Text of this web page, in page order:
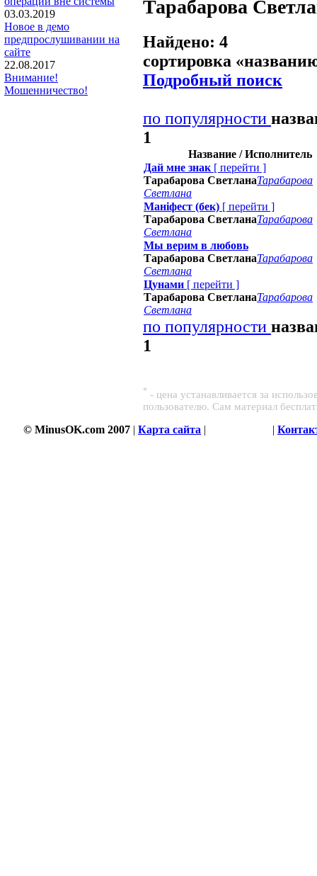
03.03.2019
Новое в демо
предпрослушивании на
сайте
22.08.2017
Внимание!
Мошенничество!
Тарабарова
Найдено: 4
сортировка «
Подробный поиск
по популярности
1
Название / Исполнитель
Дай мне знак [ перейти ]
Тарабарова СветланаТарабарова
Светлана
Маніфест (бек) [ перейти ]
Тарабарова СветланаТарабарова
Светлана
Мы верим в любовь
Тарабарова СветланаТарабарова
Светлана
Цунами [ перейти ]
Тарабарова СветланаТарабарова
Светлана
по популярности
1
* - цена устанавливается за
пользователю. Сам материал
© MinusOK.com 2007 | Карта сайта | |